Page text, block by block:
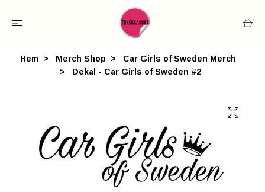
Hem Merch Shop
Car Girls of Sweden Merch
Dekal - Car Girls of Sweden #2